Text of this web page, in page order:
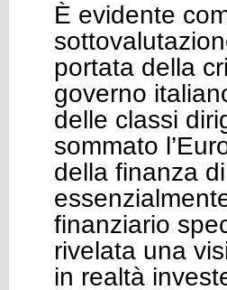
È evidente
portata della
governo
delle classi
sommato
della finanza
finanziario
rivelata una
in realtà